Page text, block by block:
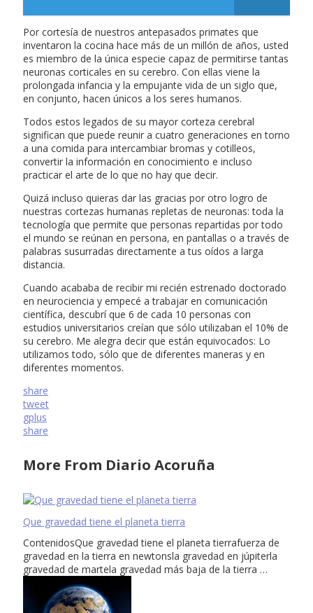
Por cortesía de nuestros antepasados primates que
inventaron la cocina hace más de un millón de años, usted
es miembro de la única especie capaz de permitirse tantas
neuronas corticales en su cerebro. Con ellas viene la
prolongada infancia y la empujante vida de un siglo que,
en conjunto, hacen únicos a los seres humanos.
Todos estos legados de su mayor corteza cerebral
significan que puede reunir a cuatro generaciones en torno
a una comida para intercambiar bromas y cotilleos,
convertir la información en conocimiento e incluso
practicar el arte de lo que no hay que decir.
Quizá incluso quieras dar las gracias por otro logro de
nuestras cortezas humanas repletas de neuronas: toda la
tecnología que permite que personas repartidas por todo
el mundo se reúnan en persona, en pantallas o a través de
palabras susurradas directamente a tus oídos a larga
distancia.
Cuando acababa de recibir mi recién estrenado doctorado
en neurociencia y empecé a trabajar en comunicación
científica, descubrí que 6 de cada 10 personas con
estudios universitarios creían que sólo utilizaban el 10% de
su cerebro. Me alegra decir que están equivocados: Lo
utilizamos todo, sólo que de diferentes maneras y en
diferentes momentos.
share
tweet
gplus
share
More From Diario Acoruña
Que gravedad tiene el planeta tierra
ContenidosQue gravedad tiene el planeta tierrafuerza de
gravedad en la tierra en newtonsla gravedad en júpiterla
gravedad de martela gravedad más baja de la tierra …